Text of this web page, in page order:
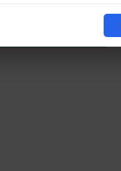
Теги: